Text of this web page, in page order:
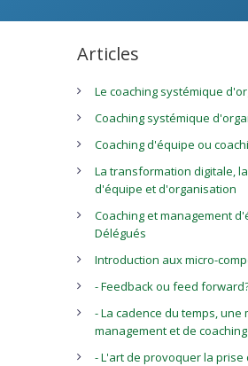
Articles
Le coaching systémique
Coaching systémique
Coaching d'équipe ou
La transformation digitale,
d'équipe et d'organisation
Coaching et management
Délégués
Introduction aux micro-
- Feedback ou feed
- La cadence du temps, une
management et de coaching
- L'art de provoquer la prise